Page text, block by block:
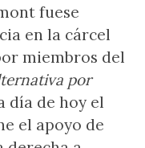
fuese
en la cárcel
miembros del
por
día de hoy el
el apoyo de